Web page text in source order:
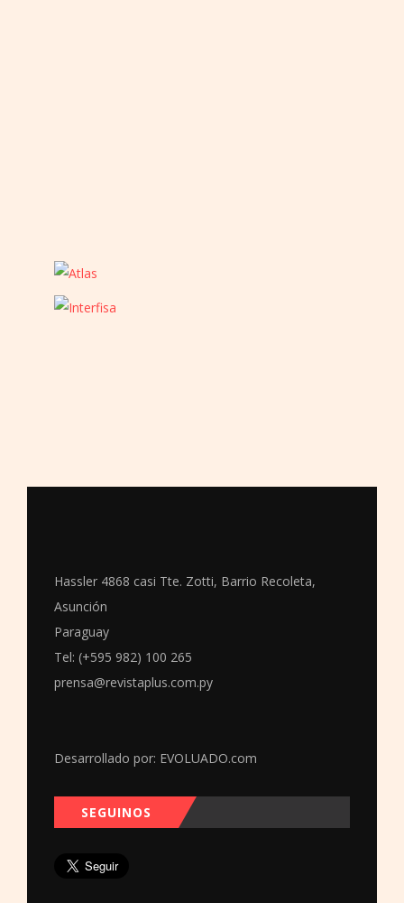
Hassler 4868 casi Tte. Zotti, Barrio Recoleta,
Asunción
Paraguay
Tel: (+595 982) 100 265
prensa@revistaplus.com.py
Desarrollado por: EVOLUADO.com
SEGUINOS